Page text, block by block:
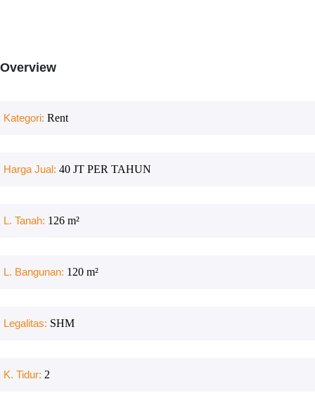
Overview
Kategori: Rent
Harga Jual: 40 JT PER TAHUN
L. Tanah: 126 m²
L. Bangunan: 120 m²
Legalitas: SHM
K. Tidur: 2